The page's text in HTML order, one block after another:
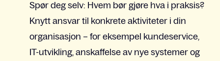
Spør deg selv: Hvem bør gjøre hva i praksis?
Knytt ansvar til konkrete aktiviteter i din
organisasjon – for eksempel kundeservice,
IT-utvikling, anskaffelse av nye systemer og